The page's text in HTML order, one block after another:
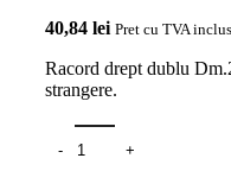
40,84 lei Pret cu TVA inclus
Racord drept dublu
strangere.